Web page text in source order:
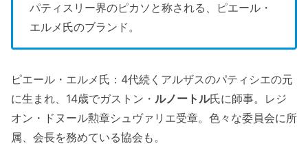
パティスリー界のピカソと称される、ピエール・
エルメ氏のブランド。
ピエール・エルメ氏：4代続くアルザスのパティシエの元
に生まれ、14歳でガストン・ ルノートル氏に師事。レジ
オン・ドヌール勲章シュヴァリエ受章。色々な委員会に所
属、会長を務めている協会も。